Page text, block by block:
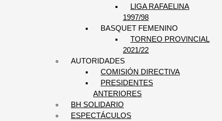
LIGA RAFAELINA
1997/98
BASQUET FEMENINO
TORNEO PROVINCIAL
2021/22
AUTORIDADES
COMISIÓN DIRECTIVA
PRESIDENTES
ANTERIORES
BH SOLIDARIO
ESPECTÁCULOS